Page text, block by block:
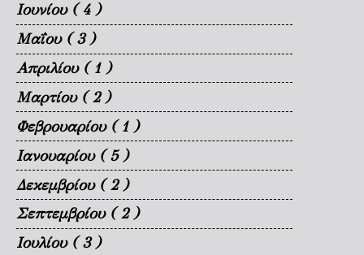
Ιουνίου ( 4 )
Μαΐου ( 3 )
Απριλίου ( 1 )
Μαρτίου ( 2 )
Φεβρουαρίου ( 1 )
Ιανουαρίου ( 5 )
Δεκεμβρίου ( 2 )
Σεπτεμβρίου ( 2 )
Ιουλίου ( 3 )